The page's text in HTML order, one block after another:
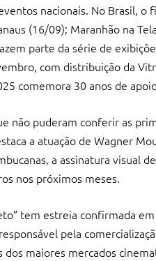
nacionais. No Brasil,
(16/09); Maranhão na
parte da série de
com distribuição da
comemora 30 anos de
não puderam conferir as
a atuação de Wagner
a assinatura
nos próximos meses.
tem estreia confirmada
pela
maiores mercados